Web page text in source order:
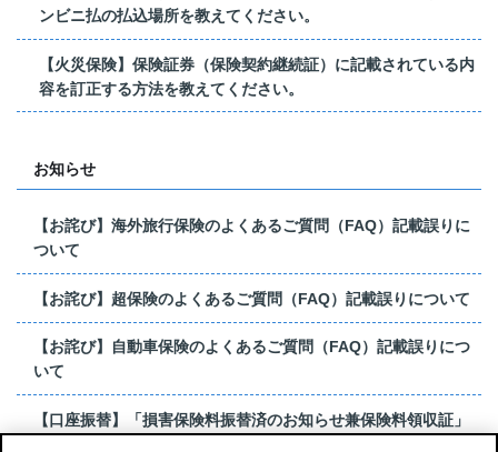
ンビニ払の払込場所を教えてください。
【火災保険】保険証券（保険契約継続証）に記載されている内
容を訂正する方法を教えてください。
お知らせ
【お詫び】海外旅行保険のよくあるご質問（FAQ）記載誤りに
ついて
【お詫び】超保険のよくあるご質問（FAQ）記載誤りについて
【お詫び】自動車保険のよくあるご質問（FAQ）記載誤りにつ
いて
【口座振替】「損害保険料振替済のお知らせ兼保険料領収証」